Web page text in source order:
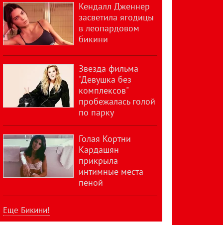
Кендалл Дженнер
засветила ягодицы
в леопардовом
бикини
Звезда фильма
"Девушка без
комплексов"
пробежалась голой
по парку
Голая Кортни
Кардашян
прикрыла
интимные места
пеной
Еще Бикини!